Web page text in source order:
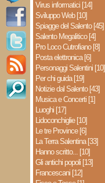
Virus informatici [14]
Sviluppo Web [10]
Spiagge del Salento [45]
Salento Megalitico [4]
Pro Loco Cutrofiano [8]
Posta elettronica [6]
Personaggi Salentini [10]
Per chi guida [19]
Notizie dal Salento [43]
Musica e Concerti [1]
Luoghi [17]
Lidoconchiglie [10]
Le tre Province [6]
La Terra Salentina [33]
Hanno scritto... [10]
Gli antichi popoli [13]
Francescani [12]